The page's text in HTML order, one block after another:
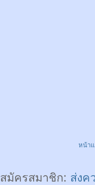
หน้า
สมัครสมาชิก: ส่งค